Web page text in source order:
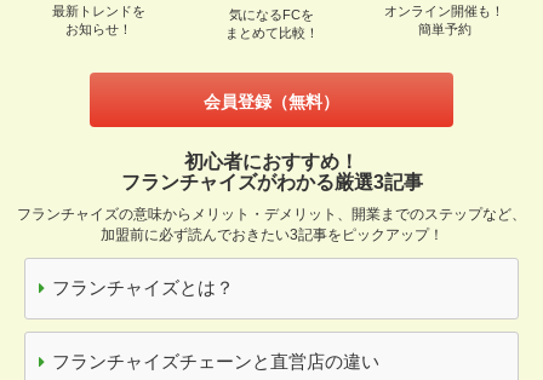
最新トレンドを
お知らせ！
気になるFCを
まとめて比較！
オンライン開催も！
簡単予約
会員登録（無料）
初心者におすすめ！
フランチャイズがわかる厳選3記事
フランチャイズの意味からメリット・デメリット、開業までのステップなど、
加盟前に必ず読んでおきたい3記事をピックアップ！
フランチャイズとは？
フランチャイズチェーンと直営店の違い